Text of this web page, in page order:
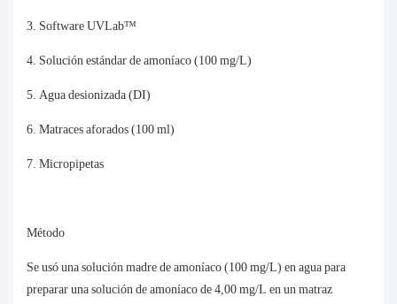
3. Software UVLab™
4. Solución estándar de amoníaco (100 mg/L)
5. Agua desionizada (DI)
6. Matraces aforados (100 ml)
7. Micropipetas
Método
Se usó una solución madre de amoníaco (100 mg/L) en agua para
preparar una solución de amoníaco de 4,00 mg/L en un matraz